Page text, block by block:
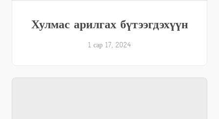
Хулмас арилгах бүтээгдэхүүн
1 сар 17, 2024